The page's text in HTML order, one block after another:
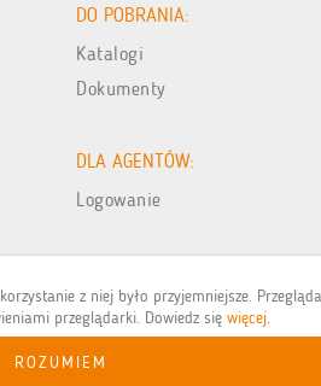
z niej było przyjemniejsze.
przeglądarki. Dowiedz się więcej.
ROZUMIEM
DO POBRANIA:
Katalogi
Dokumenty
DLA AGENTÓW:
Logowanie